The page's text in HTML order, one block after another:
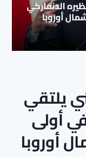
يلتقي
أولى
أوروبا